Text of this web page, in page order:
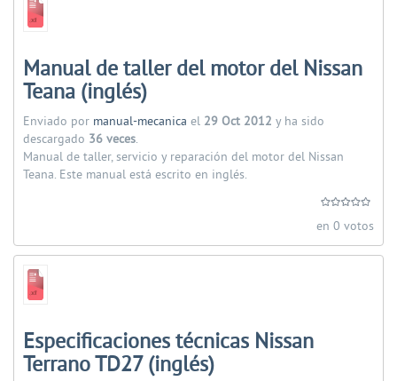
Manual de taller del motor del Nissan
Teana (inglés)
Enviado por manual-mecanica el 29 Oct 2012 y ha sido
descargado 36 veces.
Manual de taller, servicio y reparación del motor del Nissan
Teana. Este manual está escrito en inglés.
en 0 votos
Especificaciones técnicas Nissan
Terrano TD27 (inglés)